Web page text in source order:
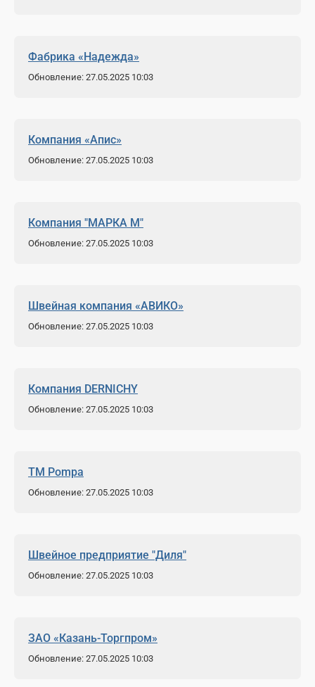
Фабрика «Надежда»
Обновление: 27.05.2025 10:03
Компания «Апис»
Обновление: 27.05.2025 10:03
Компания "МАРКА М"
Обновление: 27.05.2025 10:03
Швейная компания «АВИКО»
Обновление: 27.05.2025 10:03
Компания DERNICHY
Обновление: 27.05.2025 10:03
ТМ Pompa
Обновление: 27.05.2025 10:03
Швейное предприятие "Диля"
Обновление: 27.05.2025 10:03
ЗАО «Казань-Торгпром»
Обновление: 27.05.2025 10:03